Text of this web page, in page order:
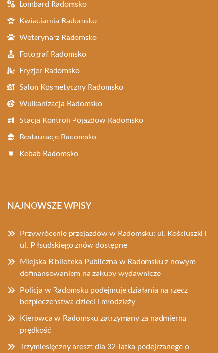
Lombard Radomsko
Kwiaciarnia Radomsko
Weterynarz Radomsko
Fotograf Radomsko
Fryzjer Radomsko
Salon Kosmetyczny Radomsko
Wulkanizacja Radomsko
Stacja Kontroli Pojazdów Radomsko
Restauracje Radomsko
Kebab Radomsko
NAJNOWSZE WPISY
Przywrócenie przejazdów w Radomsku: ul. Kościuszki i
ul. Piłsudskiego znów dostępne
Miejska Biblioteka Publiczna w Radomsku z nowym
dofinansowaniem na zakupy wydawnicze
Policja w Radomsku podejmuje działania na rzecz
bezpieczeństwa dzieci i młodzieży
Kierowca w Radomsku zatrzymany za nadmierną
prędkość
Trzymiesięczny areszt dla 32-latka podejrzanego o